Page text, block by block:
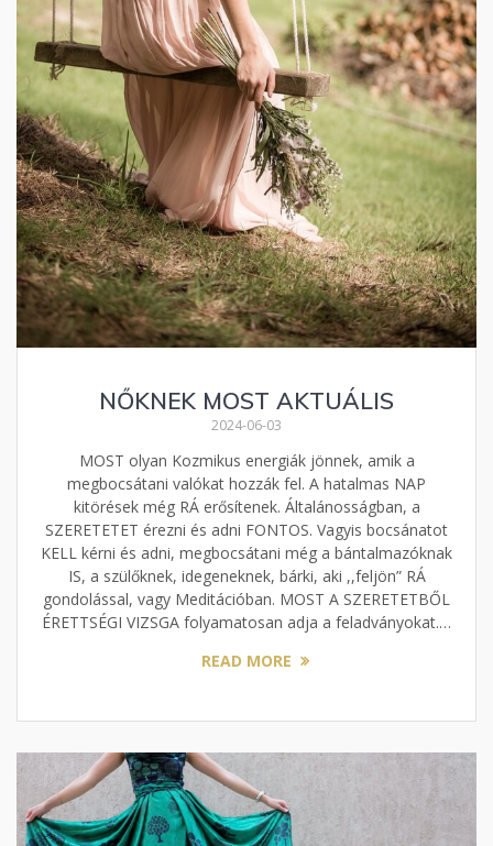
NŐKNEK MOST AKTUÁLIS
2024-06-03
MOST olyan Kozmikus energiák jönnek, amik a
megbocsátani valókat hozzák fel. A hatalmas NAP
kitörések még RÁ erősítenek. Általánosságban, a
SZERETETET érezni és adni FONTOS. Vagyis bocsánatot
KELL kérni és adni, megbocsátani még a bántalmazóknak
IS, a szülőknek, idegeneknek, bárki, aki ,,feljön” RÁ
gondolással, vagy Meditációban. MOST A SZERETETBŐL
ÉRETTSÉGI VIZSGA folyamatosan adja a feladványokat.…
READ MORE